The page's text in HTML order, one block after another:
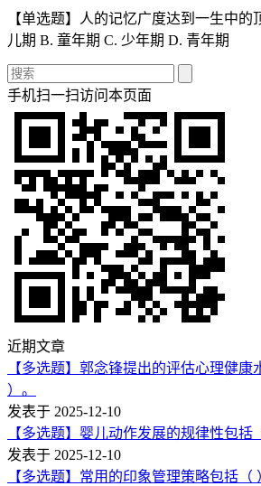
【单选题】人的记忆广度达到一生中的
儿期 B. 童年期 C. 少年期 D. 青年期
手机扫一扫访问本页面
近期文章
【多选题】郭念锋提出的评估心理健康
）。
发表于 2025-12-10
【多选题】婴儿动作发展的规律性包括
发表于 2025-12-10
【多选题】常用的印象管理策略包括（